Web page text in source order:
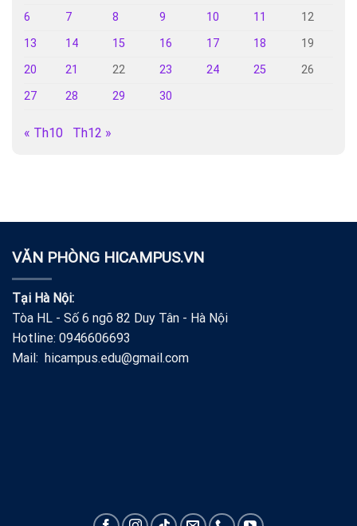
6
7 8 9 10 11
12
13
14 15 16 17 18
19
20
21 22 23 24 25
26
27
28 29 30
« Th10 Th12 »
VĂN PHÒNG HICAMPUS.VN
Tại Hà Nội:
Tòa HL - Số 6 ngõ 82 Duy Tân - Hà Nội
Hotline: 0946606693
Mail: hicampus.edu@gmail.com